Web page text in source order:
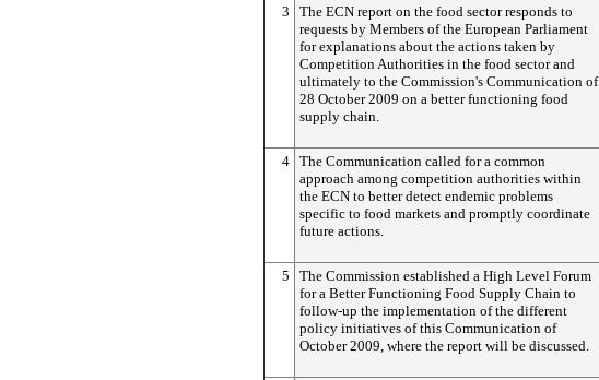
3
The ECN report on the food sector responds to
requests by Members of the European Parliament
for explanations about the actions taken by
Competition Authorities in the food sector and
ultimately to the Commission's Communication of
28 October 2009 on a better functioning food
supply chain.
4 The Communication called for a common
approach among competition authorities within
the ECN to better detect endemic problems
specific to food markets and promptly coordinate
future actions.
5
The Commission established a High Level Forum
for a Better Functioning Food Supply Chain to
follow-up the implementation of the different
policy initiatives of this Communication of
October 2009, where the report will be discussed.